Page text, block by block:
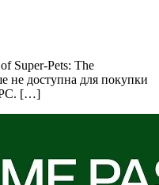
Super-Pets: The
не доступна для покупки
PC. […]